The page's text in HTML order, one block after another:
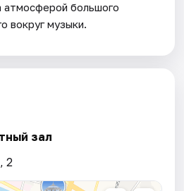
атмосферой большого
вокруг музыки.
зал
2